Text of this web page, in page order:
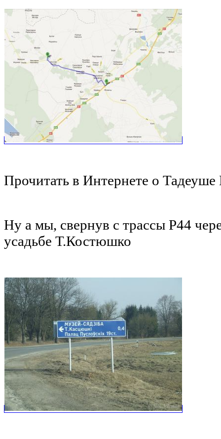
Прочитать в Интернете о
Ну а мы, свернув с трассы Р44
усадьбе Т.Костюшко